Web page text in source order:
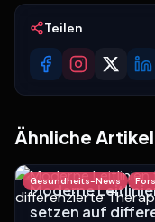
Teilen
Ähnliche Artikel
Gesundheits-News
Moderne
setzen auf